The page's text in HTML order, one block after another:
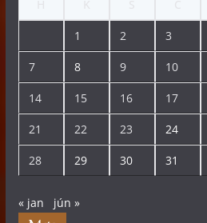
1 2 3
7 8 9 10
14 15 16 17
21 22 23 24
28 29 30 31
« jan jún »